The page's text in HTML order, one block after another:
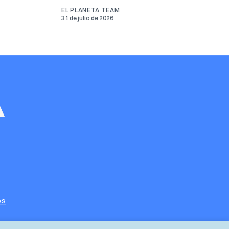
EL PLANETA TEAM
31 de julio de 2026